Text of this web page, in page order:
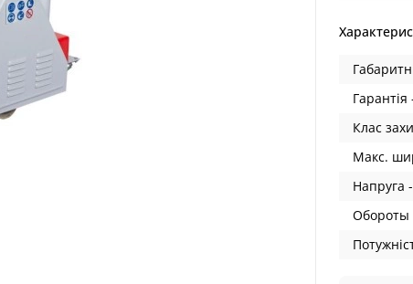
Гарантія
Клас
Макс.
Напруга -
Обороты